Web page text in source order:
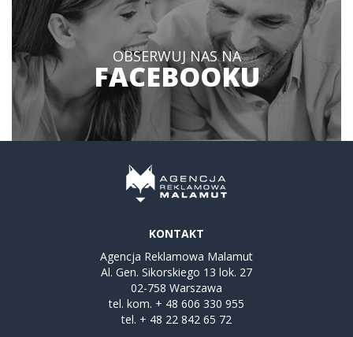
OBSERWUJ NAS NA
FACEBOOKU
KONTAKT
Agencja Reklamowa Malamut
Al. Gen. Sikorskiego 13 lok. 27
02-758 Warszawa
tel. kom. + 48 606 330 955
tel. + 48 22 842 65 72